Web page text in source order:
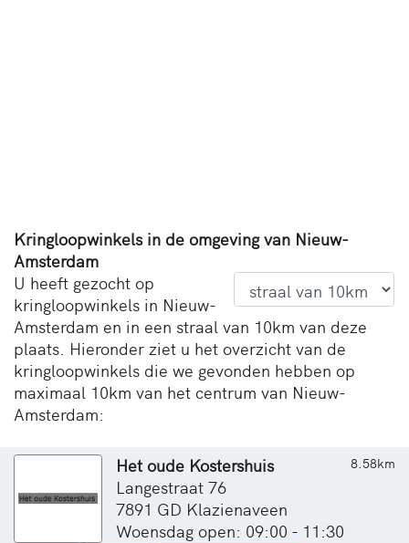
Kringloopwinkels in de omgeving van Nieuw-
Amsterdam
U heeft gezocht op
kringloopwinkels in Nieuw-
Amsterdam en in een straal van 10km van deze
plaats. Hieronder ziet u het overzicht van de
kringloopwinkels die we gevonden hebben op
maximaal 10km van het centrum van Nieuw-
Amsterdam:
8.58km
Het oude Kostershuis
Langestraat 76
7891 GD Klazienaveen
Woensdag open: 09:00 - 11:30